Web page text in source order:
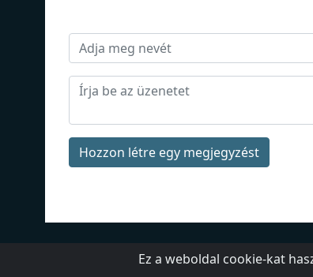
Hozzon létre egy megjegyzést
Rólunk
Ez a weboldal cookie-kat